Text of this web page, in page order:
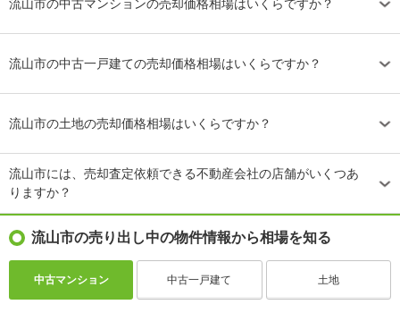
流山市の中古マンションの売却価格相場はいくらですか？
流山市の中古一戸建ての売却価格相場はいくらですか？
流山市の土地の売却価格相場はいくらですか？
流山市には、売却査定依頼できる不動産会社の店舗がいくつあ
りますか？
流山市の売り出し中の物件情報から相場を知る
中古マンション 中古一戸建て 土地